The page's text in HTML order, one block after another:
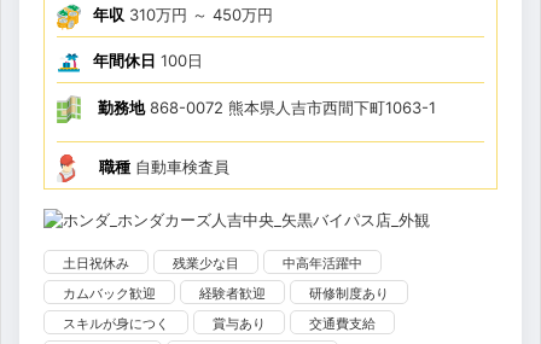
年収 310万円 ～ 450万円
年間休日 100日
勤務地868-0072 熊本県人吉市西間下町1063-1
職種 自動車検査員
土日祝休み 残業少な目
中高年活躍中
カムバック歓迎
経験者歓迎
研修制度あり
スキルが身につく
賞与あり
交通費支給